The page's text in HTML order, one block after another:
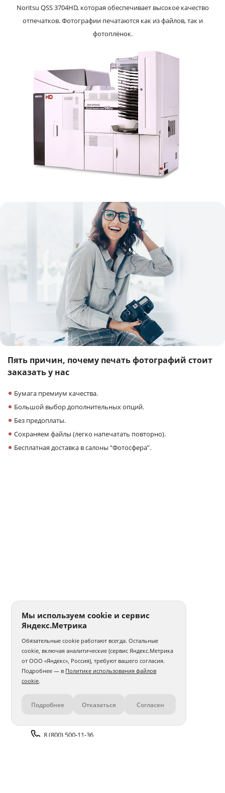
Noritsu QSS 3704HD, которая обеспечивает высокое качество
отпечатков. Фотографии печатаются как из файлов, так и
фотоплёнок.
Пять причин, почему печать фотографий стоит
заказать у нас
Бумага премиум качества.
Большой выбор дополнительных опций.
Без предоплаты.
Сохраняем файлы (легко напечатать повторно).
Бесплатная доставка в салоны “Фотосфера”.
Контакты
8 (800) 500-11-36
Мы используем cookie и сервис
Яндекс.Метрика
Обязательные cookie работают всегда. Остальные
cookie, включая аналитические (сервис Яндекс.Метрика
от ООО «Яндекс», Россия), требуют вашего согласия.
Подробнее — в Политике использования файлов
cookie.
Подробнее Отказаться Согласен